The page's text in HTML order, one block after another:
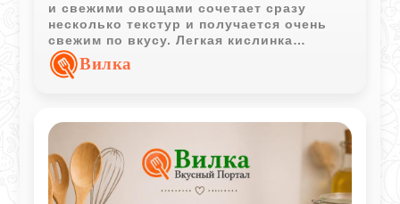
и свежими овощами сочетает сразу
несколько текстур и получается очень
свежим по вкусу. Легкая кислинка
заправки хорошо подчеркивает зелень и
делает салат особенно летним.
Вилка